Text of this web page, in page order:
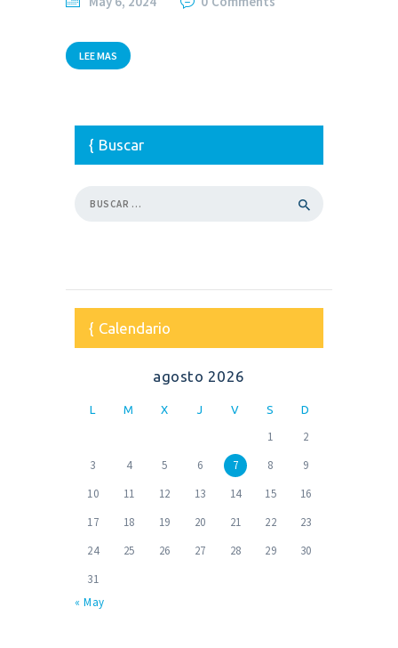
LEE MAS
Buscar
Calendario
agosto 2026
L M X J V S D
1
2
3
4 5 6 7 8
9
10
11 12 13 14 15
16
17
18 19 20 21 22
23
24
25 26 27 28 29
30
31
« May